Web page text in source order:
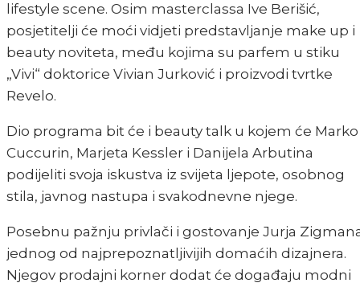
lifestyle scene. Osim masterclassa Ive Berišić,
posjetitelji će moći vidjeti predstavljanje make up i
beauty noviteta, među kojima su parfem u stiku
„Vivi“ doktorice Vivian Jurković i proizvodi tvrtke
Revelo.
Dio programa bit će i beauty talk u kojem će Marko
Cuccurin, Marjeta Kessler i Danijela Arbutina
podijeliti svoja iskustva iz svijeta ljepote, osobnog
stila, javnog nastupa i svakodnevne njege.
Posebnu pažnju privlači i gostovanje Jurja
jednog od najprepoznatljivijih domaćih dizajnera.
Njegov prodajni korner dodat će događaju modni